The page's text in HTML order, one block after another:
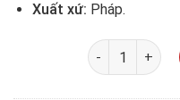
Xuất xứ: Pháp.
Số lượng